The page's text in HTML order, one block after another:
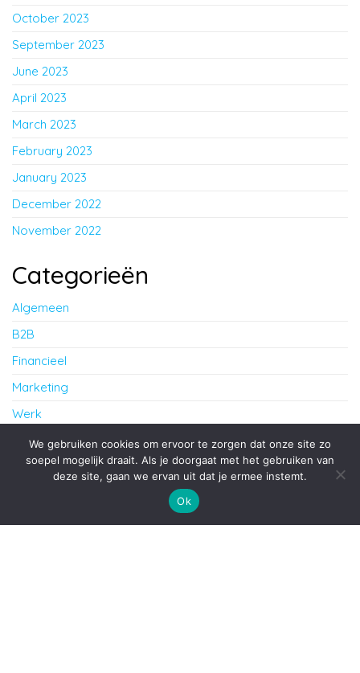
October 2023
September 2023
June 2023
April 2023
March 2023
February 2023
January 2023
December 2022
November 2022
Categorieën
Algemeen
B2B
Financieel
Marketing
Werk
Zakelijk
WordPress
We gebruiken cookies om ervoor te zorgen dat onze site zo
soepel mogelijk draait. Als je doorgaat met het gebruiken van
deze site, gaan we ervan uit dat je ermee instemt.
Ok